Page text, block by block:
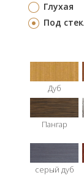
Глухая
Под
Дуб
Пангар
серый дуб